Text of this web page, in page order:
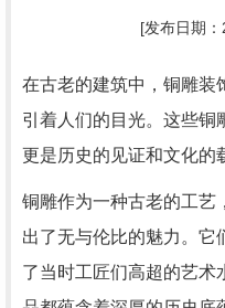
[发布日期
在古老的建筑中，铜雕装
引着人们的目光。这些铜
更是历史的见证和文化的
铜雕作为一种古老的工艺
出了无与伦比的魅力。它
了当时工匠们高超的艺术